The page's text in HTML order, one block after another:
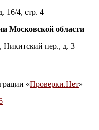
16/4, стр. 4
Московской области
Никитский пер., д. 3
«Проверки.Нет»